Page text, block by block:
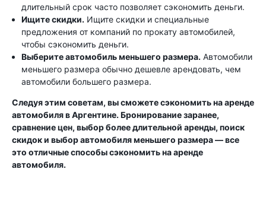
длительный срок часто позволяет сэкономить деньги.
Ищите скидки. Ищите скидки и специальные
предложения от компаний по прокату автомобилей,
чтобы сэкономить деньги.
Выберите автомобиль меньшего размера. Автомобили
меньшего размера обычно дешевле арендовать, чем
автомобили большего размера.
Следуя этим советам, вы сможете сэкономить на аренде
автомобиля в Аргентине. Бронирование заранее,
сравнение цен, выбор более длительной аренды, поиск
скидок и выбор автомобиля меньшего размера — все
это отличные способы сэкономить на аренде
автомобиля.